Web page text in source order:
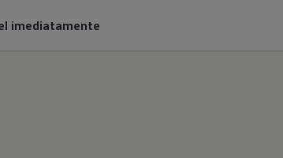
imediatamente